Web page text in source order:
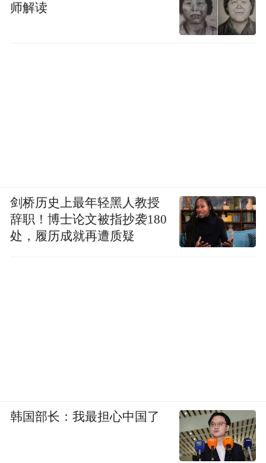
师解读
剑桥历史上最年轻黑人教授
辞职！博士论文被指抄袭180
处，履历成就再遭质疑
韩国部长：我最担心中国了